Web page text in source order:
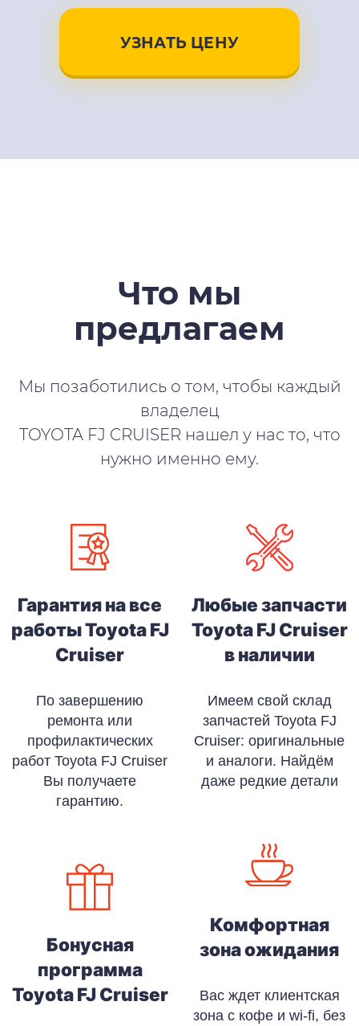
УЗНАТЬ ЦЕНУ
Что мы
предлагаем
Мы позаботились о том, чтобы каждый
владелец
TOYOTA FJ CRUISER нашел у нас то, что
нужно именно ему.
Гарантия на все
работы Toyota FJ
Cruiser
По завершению
ремонта или
профилактических
работ Toyota FJ Cruiser
Вы получаете
гарантию.
Бонусная
программа
Toyota FJ Cruiser
Любые запчасти
Toyota FJ Cruiser
в наличии
Имеем свой склад
запчастей Toyota FJ
Cruiser: оригинальные
и аналоги. Найдём
даже редкие детали
Комфортная
зона ожидания
Вас ждет клиентская
зона с кофе и wi-fi, без